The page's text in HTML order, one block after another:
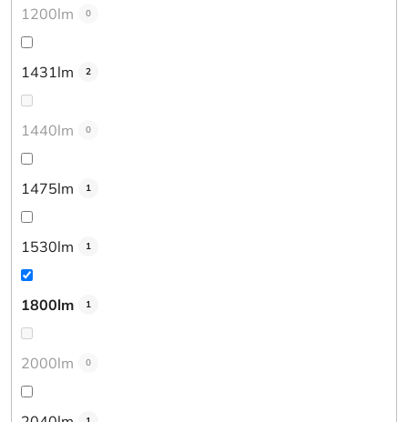
1200lm 0
1431lm 2
1440lm 0
1475lm 1
1530lm 1
1800lm 1
2000lm 0